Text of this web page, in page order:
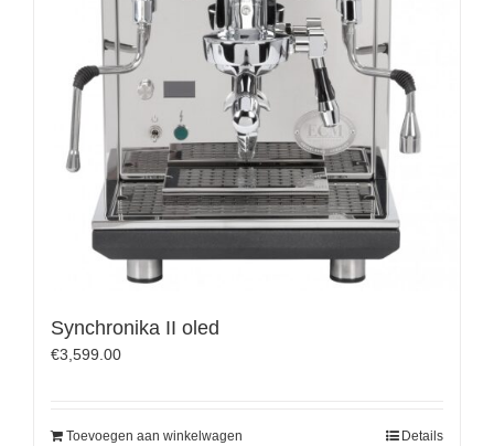
Synchronika II oled
€3,599.00
Toevoegen aan winkelwagen Details